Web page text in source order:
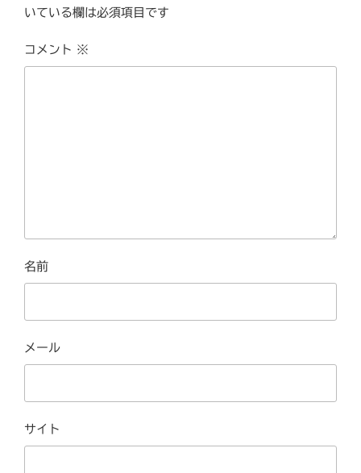
いている欄は必須項目です
コメント ※
名前
メール
サイト